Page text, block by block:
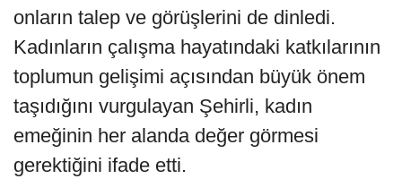
onların talep ve görüşlerini de dinledi.
Kadınların çalışma hayatındaki katkılarının
toplumun gelişimi açısından büyük önem
taşıdığını vurgulayan Şehirli, kadın
emeğinin her alanda değer görmesi
gerektiğini ifade etti.